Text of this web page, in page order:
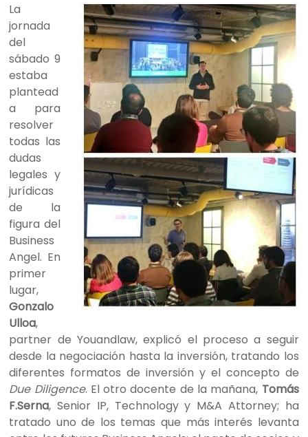
La
jornada
del
sábado 9
estaba
plantead
a para
resolver
todas las
dudas
legales y
jurídicas
de la
figura del
Business
Angel. En
primer
lugar,
Gonzalo
Ulloa,
partner de Youandlaw, explicó el proceso a seguir
desde la negociación hasta la inversión, tratando los
diferentes formatos de inversión y el concepto de
Due Diligence. El otro docente de la mañana, Tomás
F.Serna, Senior IP, Technology y M&A Attorney; ha
tratado uno de los temas que más interés levanta